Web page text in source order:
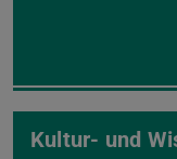
Kultur- und